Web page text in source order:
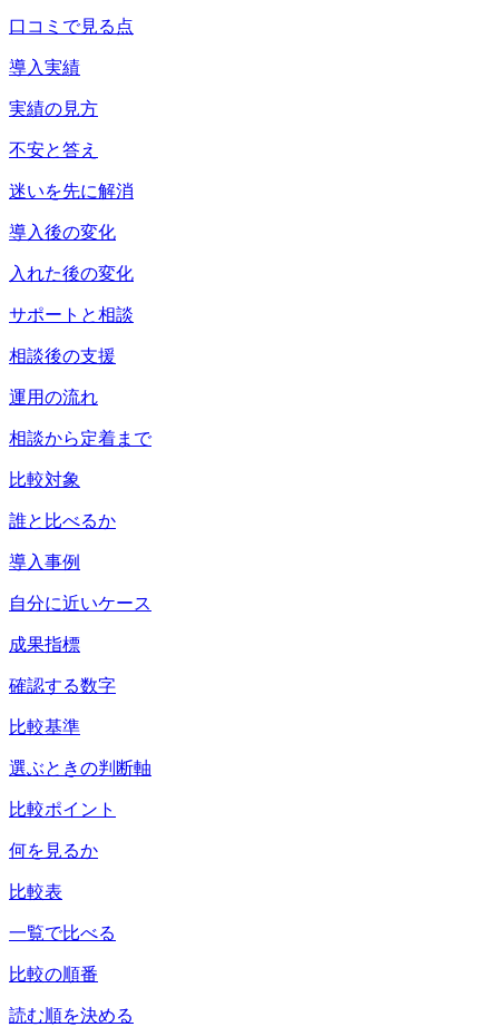
口コミで見る点
導入実績
実績の見方
不安と答え
迷いを先に解消
導入後の変化
入れた後の変化
サポートと相談
相談後の支援
運用の流れ
相談から定着まで
比較対象
誰と比べるか
導入事例
自分に近いケース
成果指標
確認する数字
比較基準
選ぶときの判断軸
比較ポイント
何を見るか
比較表
一覧で比べる
比較の順番
読む順を決める